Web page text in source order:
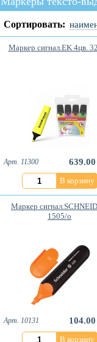
Сортировать:
Маркер сигнал.EK 4цв.
Арт. 11300
В корзину
Маркер
1505/о
Арт. 10131
В корзину